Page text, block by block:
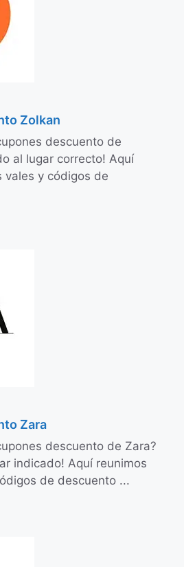
Zolkan
descuento de
al lugar correcto! Aquí
vales y códigos de
Zara
descuento de Zara?
indicado! Aquí reunimos
de descuento ...